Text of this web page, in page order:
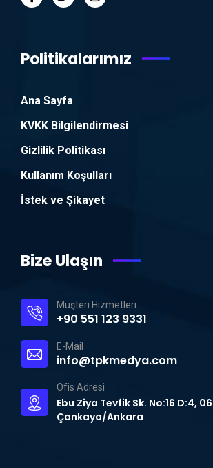
Politikalarımız
Ana Sayfa
KVKK Bilgilendirmesi
Gizlilik Politikası
Kullanım Koşulları
İstek ve Şikayet
Bize Ulaşın
Müşteri Hizmetleri
+90 551 123 9331
E-Mail
info@tpkmedya.com
Ofis Adresi
Ebu Ziya Tevfik Sk. No:16 D:4,
Çankaya/Ankara